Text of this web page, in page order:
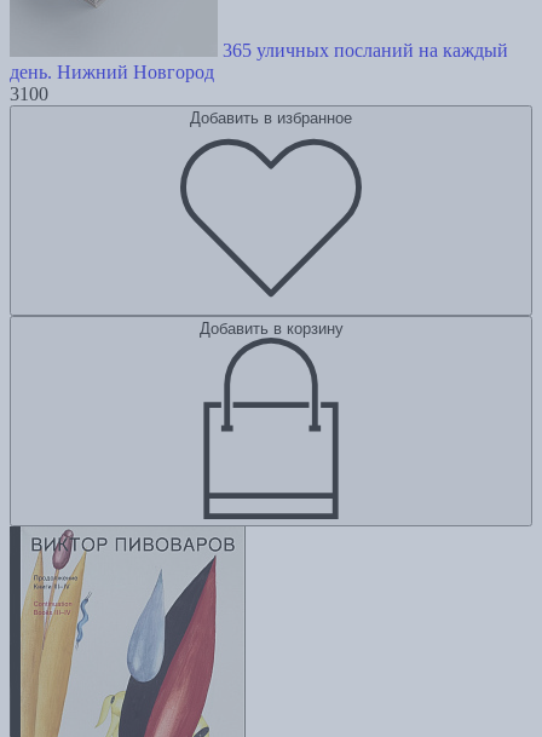
365 уличных посланий на каждый
день. Нижний Новгород
3100
Добавить в избранное
Добавить в корзину